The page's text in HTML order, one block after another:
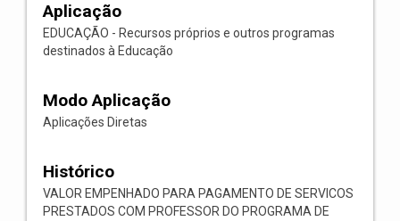
Aplicação
EDUCAÇÃO - Recursos próprios e outros programas
destinados à Educação
Modo Aplicação
Aplicações Diretas
Histórico
VALOR EMPENHADO PARA PAGAMENTO DE SERVICOS
PRESTADOS COM PROFESSOR DO PROGRAMA DE